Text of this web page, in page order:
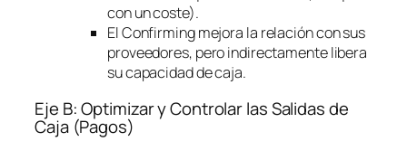
con un coste).
ElConfirmingmejora la relación con sus
proveedores, pero indirectamente libera
su capacidad de caja.
Eje B: Optimizar y Controlar las Salidas de
Caja (Pagos)